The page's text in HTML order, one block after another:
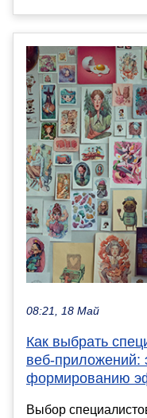
08:21, 18 Май
Как выбрать
веб-приложений:
формированию
Выбор